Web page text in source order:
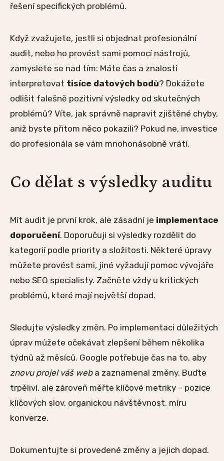
řešení specifických problémů.
Když zvažujete, jestli si objednat profesionální
audit, nebo ho provést sami pomocí nástrojů,
zamyslete se nad tím: Máte čas a znalosti
interpretovat tisíce datových bodů? Dokážete
odlišit falešně pozitivní výsledky od skutečných
problémů? Víte, jak správně napravit zjištěné chyby,
aniž byste přitom něco pokazili? Pokud ne, investice
do profesionála se vám mnohonásobně vrátí.
Co dělat s výsledky auditu
Mít audit je první krok, ale zásadní je implementace
doporučení. Doporučuji si výsledky rozdělit do
kategorií podle priority a složitosti. Některé úpravy
můžete provést sami, jiné vyžadují pomoc vývojáře
nebo SEO specialisty. Začněte vždy u kritických
problémů, které mají největší dopad.
Sledujte výsledky změn. Po implementaci důležitých
úprav můžete očekávat zlepšení během několika
týdnů až měsíců. Google potřebuje čas na to, aby
znovu projel váš weba zaznamenal změny. Buďte
trpěliví, ale zároveň měřte klíčové metriky – pozice
klíčových slov, organickou návštěvnost, míru
konverze.
Dokumentujte si provedené změny a jejich dopad.